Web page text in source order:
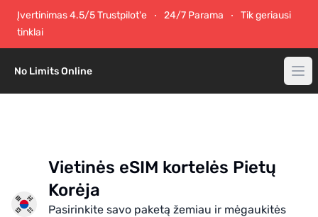
Įvertinimas 4.5/5 Trustpilot'e 24/7 Parama
Tik geriausi
tinklai
No Limits Online
Vietinės eSIM kortelės Pietų
Korėja
Pasirinkite savo paketą žemiau ir mėgaukitės